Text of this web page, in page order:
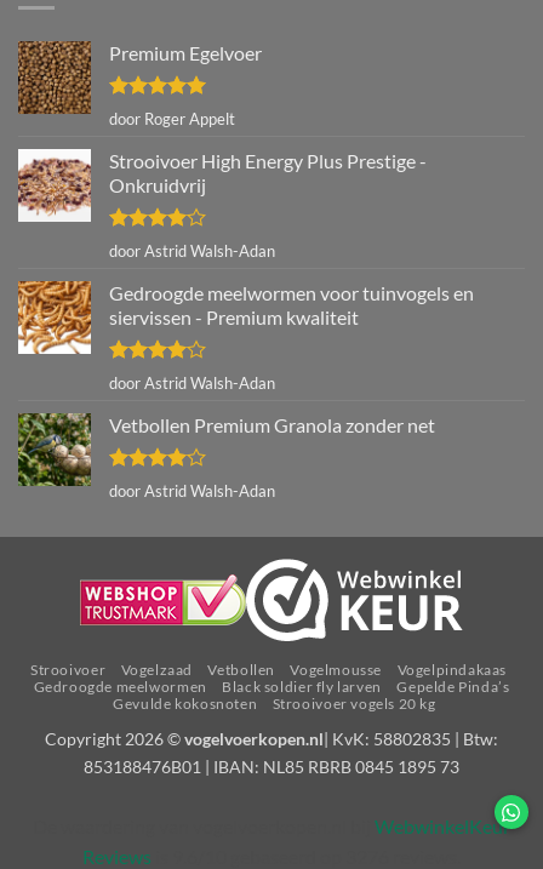
Premium Egelvoer
Gewaardeerd
uit 5
door Roger Appelt
Strooivoer High Energy Plus Prestige -
Onkruidvrij
Gewaardeerd
door Astrid Walsh-Adan
Gedroogde meelwormen voor tuinvogels en
siervissen - Premium kwaliteit
Gewaardeerd
door Astrid Walsh-Adan
Vetbollen Premium Granola zonder net
Gewaardeerd
door Astrid Walsh-Adan
Strooivoer Vogelzaad Vetbollen Vogelmousse
Vogelpindakaas
Gedroogde meelwormen
Black soldier fly larven
Gepelde Pinda’s
Gevulde kokosnoten
Strooivoer vogels 20 kg
Copyright 2026 ©vogelvoerkopen.nl| KvK: 58802835 | Btw:
853188476B01 | IBAN: NL85 RBRB 0845 1895 73
WebwinkelKeur
Reviews